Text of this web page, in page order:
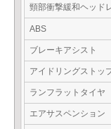
頸部衝撃緩和ヘッド
ABS
ブレーキアシスト
アイドリングストッ
ランフラットタイヤ
エアサスペンション